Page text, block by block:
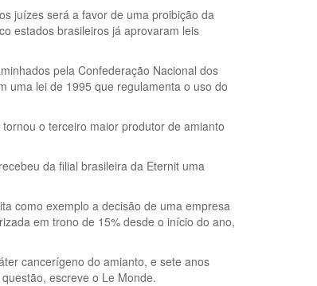
juízes será a favor de uma proibição da
estados brasileiros já aprovaram leis
pela Confederação Nacional dos
uma lei de 1995 que regulamenta o uso do
o terceiro maior produtor de amianto
da filial brasileira da Eternit uma
como exemplo a decisão de uma empresa
em trono de 15% desde o início do ano,
cancerígeno do amianto, e sete anos
escreve o Le Monde.